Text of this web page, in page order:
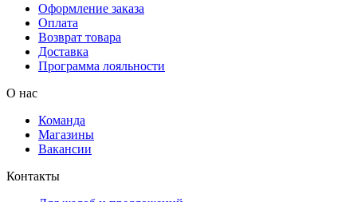
Оформление заказа
Оплата
Возврат товара
Доставка
Программа лояльности
О нас
Команда
Магазины
Вакансии
Контакты